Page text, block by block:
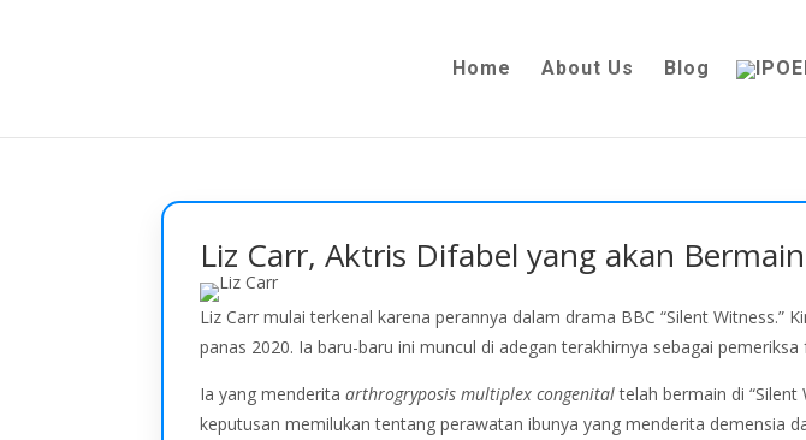
Home About Us Blog
Liz Carr, Aktris Difabel yang akan
Liz Carr mulai terkenal karena perannya dalam drama BBC “Silent
panas 2020. Ia baru-baru ini muncul di adegan terakhirnya sebagai
Ia yang menderitaarthrogryposis multiplex congenitaltelah bermain di
keputusan memilukan tentang perawatan ibunya yang menderita demensia